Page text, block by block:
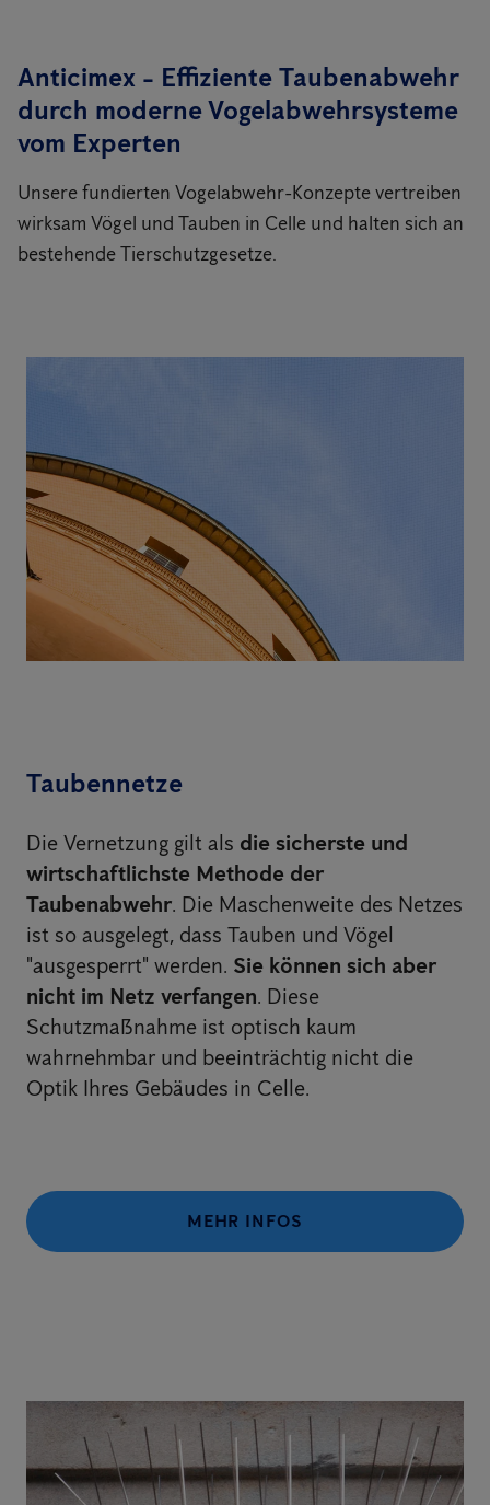
Anticimex - Effiziente Taubenabwehr
durch moderne Vogelabwehrsysteme
vom Experten
Unsere fundierten Vogelabwehr-Konzepte vertreiben
wirksam Vögel und Tauben in Celle und halten sich an
bestehende Tierschutzgesetze.
Taubennetze
Die Vernetzung gilt als die sicherste und
wirtschaftlichste Methode der
Taubenabwehr. Die Maschenweite des Netzes
ist so ausgelegt, dass Tauben und Vögel
"ausgesperrt" werden. Sie können sich aber
nicht im Netz verfangen. Diese
Schutzmaßnahme ist optisch kaum
wahrnehmbar und beeinträchtig nicht die
Optik Ihres Gebäudes in Celle.
MEHR INFOS